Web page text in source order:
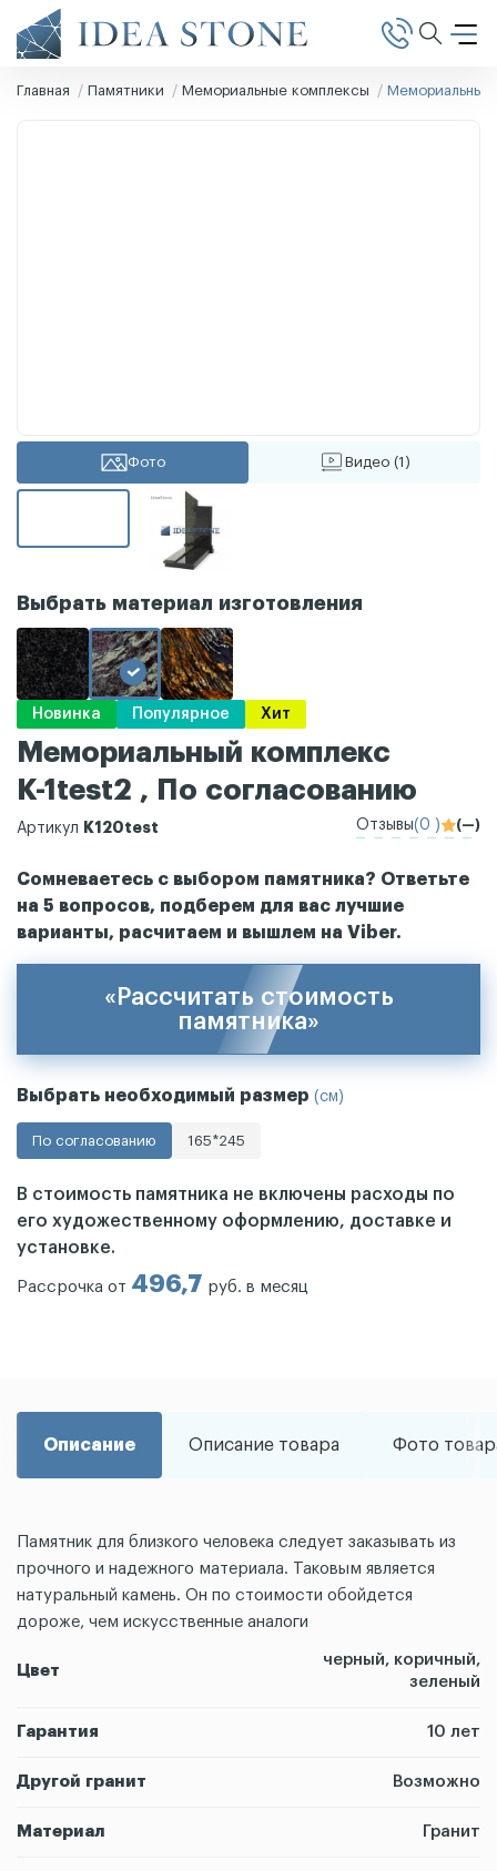
Главная Памятники Мемориальные комплексы Мемориальный
Фото Видео (1)
Выбрать материал изготовления
Новинка Популярное Хит
Мемориальный комплекс
К-1test2 , По согласованию
Артикул К120test Отзывы(0 ) (—)
Сомневаетесь с выбором памятника? Ответьте
на 5 вопросов, подберем для вас лучшие
варианты, расчитаем и вышлем на Viber.
«Рассчитать стоимость
памятника»
Выбрать необходимый размер (см)
По согласованию 165*245
В стоимость памятника не включены расходы по
его художественному оформлению, доставке и
установке.
Рассрочка от 496,7 руб. в месяц
Описание Описание товара Фото
Памятник для близкого человека следует заказывать из
прочного и надежного материала. Таковым является
натуральный камень. Он по стоимости обойдется
дороже, чем искусственные аналоги
Цвет
черный, коричный,
зеленый
Гарантия 10 лет
Другой гранит Возможно
Материал Гранит